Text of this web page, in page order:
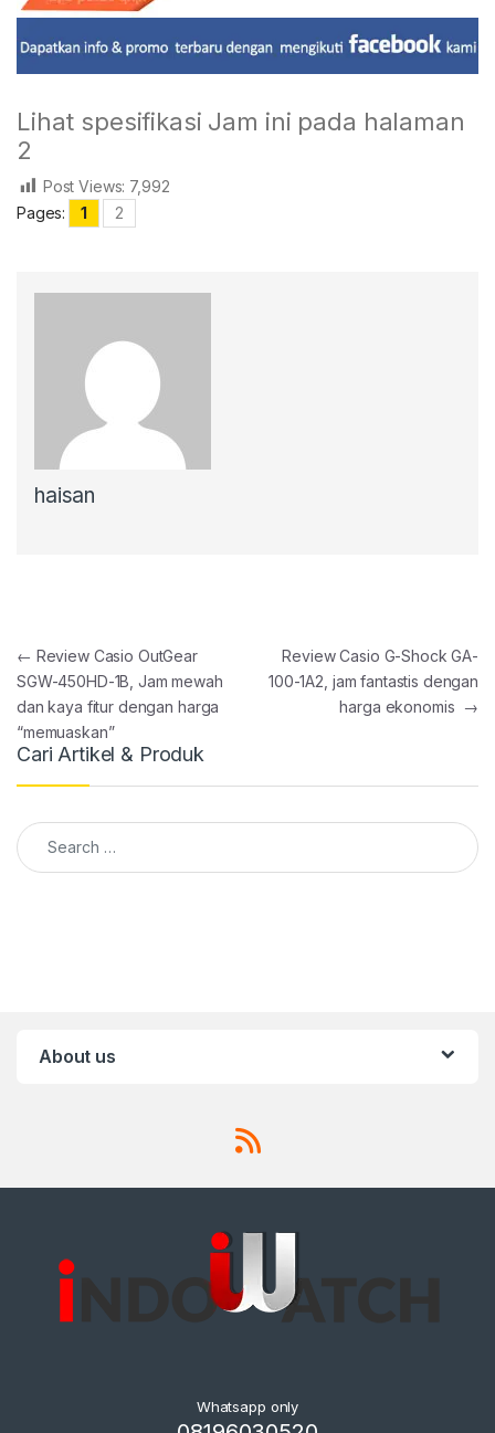
Lihat spesifikasi Jam ini pada halaman
2
Post Views: 7,992
Pages:
1 2
haisan
Post navigation
← Review Casio OutGear
SGW-450HD-1B, Jam mewah
dan kaya fitur dengan harga
“memuaskan”
Review Casio G-Shock GA-
100-1A2, jam fantastis dengan
harga ekonomis →
Cari Artikel & Produk
Search for:
About us
Whatsapp only